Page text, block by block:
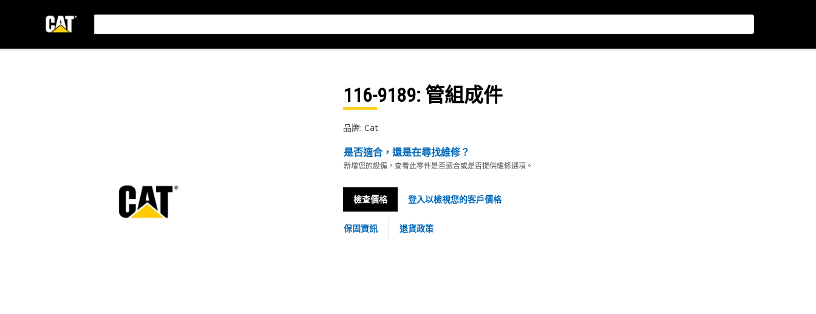
116-9189: 管組成件
品牌: Cat
是否適合，還是在尋找維修？
新增您的設備，查看此零件是否適合或是否提供維修選項。
檢查價格 登入以檢視您的客戶價格
保固資訊 退貨政策